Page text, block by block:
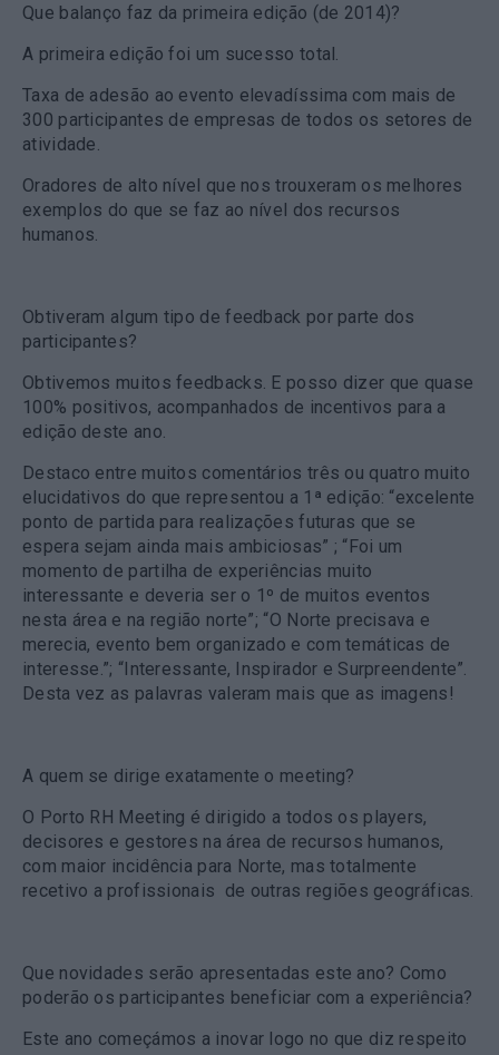
Que balanço faz da primeira edição (de 2014)?
A primeira edição foi um sucesso total.
Taxa de adesão ao evento elevadíssima com mais de
300 participantes de empresas de todos os setores de
atividade.
Oradores de alto nível que nos trouxeram os melhores
exemplos do que se faz ao nível dos recursos
humanos.
Obtiveram algum tipo de feedback por parte dos
participantes?
Obtivemos muitos feedbacks. E posso dizer que quase
100% positivos, acompanhados de incentivos para a
edição deste ano.
Destaco entre muitos comentários três ou quatro muito
elucidativos do que representou a 1ª edição: “excelente
ponto de partida para realizações futuras que se
espera sejam ainda mais ambiciosas” ; “Foi um
momento de partilha de experiências muito
interessante e deveria ser o 1º de muitos eventos
nesta área e na região norte”; “O Norte precisava e
merecia, evento bem organizado e com temáticas de
interesse.”; “Interessante, Inspirador e Surpreendente”.
Desta vez as palavras valeram mais que as imagens!
A quem se dirige exatamente o meeting?
O Porto RH Meeting é dirigido a todos os players,
decisores e gestores na área de recursos humanos,
com maior incidência para Norte, mas totalmente
recetivo a profissionais de outras regiões geográficas.
Que novidades serão apresentadas este ano? Como
poderão os participantes beneficiar com a experiência?
Este ano começámos a inovar logo no que diz respeito